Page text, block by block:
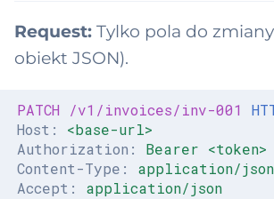
—
product
Request: Tylko pola do
obiekt JSON).
PATCH /v1/invoices/inv-001
Host :
<base-url>
Authorization :
Bearer <token>
Content-Type :
application/json
Accept : application/json